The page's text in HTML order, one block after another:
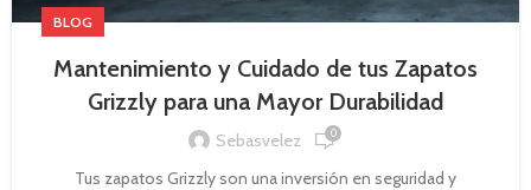
BLOG
Mantenimiento y Cuidado de tus Zapatos
Grizzly para una Mayor Durabilidad
Sebasvelez 0
Tus zapatos Grizzly son una inversión en seguridad y